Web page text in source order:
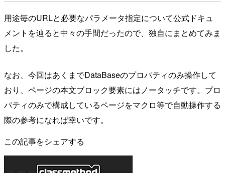
用途毎のURLと必要なパラメータ指定について公式ドキュ
メントを辿ると中々の手間だったので、独自にまとめてみま
した。
なお、今回はあくまでDataBaseのプロパティのみ操作して
おり、ページの本文ブロック要素にはノータッチです。プロ
パティのみで構成しているページをマクロ等で自動操作する
際の参考になれば幸いです。
この記事をシェアする